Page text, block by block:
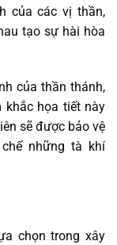
của các vị thần,
tạo sự hài hòa
của thần thánh,
khắc họa tiết này
sẽ được bảo vệ
những tà khí
chọn trong xây